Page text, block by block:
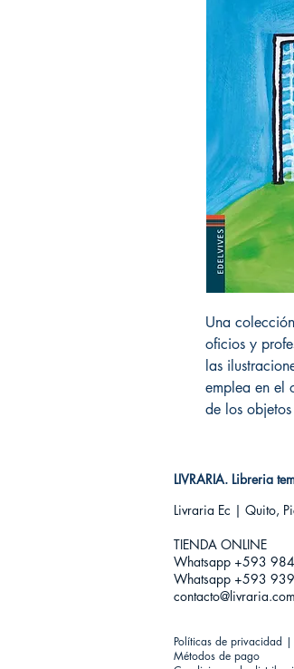
Una
oficios y
las
emplea en el
de los
LIVRARIA. Libreria
Livraria Ec | Quito,
TIENDA ONLINE​
Whatsapp +593
Whatsapp +593
Políticas de privacidad |
Métodos de pago